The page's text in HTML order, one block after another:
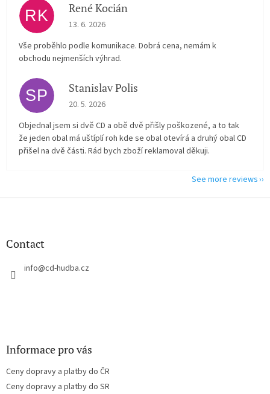
RK René Kocián
The store rating is 5 out of 5 stars.
13. 6. 2026
Vše proběhlo podle komunikace. Dobrá cena, nemám k
obchodu nejmenších výhrad.
SP Stanislav Polis
The store rating is 2 out of 5 stars.
20. 5. 2026
Objednal jsem si dvě CD a obě dvě přišly poškozené, a to tak
že jeden obal má uštíplí roh kde se obal otevírá a druhý obal CD
přišel na dvě části. Rád bych zboží reklamoval děkuji.
See more reviews
F
Contact
info@cd-hudba.cz
Informace pro vás
Ceny dopravy a platby do ČR
Ceny dopravy a platby do SR